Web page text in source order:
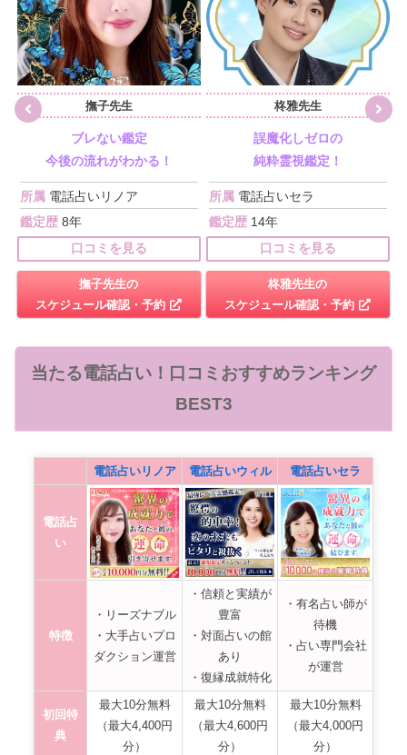
撫子先生
ブレない鑑定
今後の流れがわかる！
所属 電話占いリノア
鑑定歴 8年
口コミを見る
撫子先生の
スケジュール確認・予約
柊雅先生
誤魔化しゼロの
純粋霊視鑑定！
所属 電話占いセラ
鑑定歴 14年
口コミを見る
柊雅先生の
スケジュール確認・予約
当たる電話占い！口コミおすすめランキング
BEST3
電話占いリノア 電話占いウィル 電話占いセラ
電話占
い
特徴
・リーズナブル
・大手占いプロ
ダクション運営
・信頼と実績が
豊富
・対面占いの館
あり
・復縁成就特化
・有名占い師が
待機
・占い専門会社
が運営
初回特
典
最大10分無料
（最大4,400円
分）
最大10分無料
（最大4,600円
分）
最大10分無料
（最大4,000円
分）